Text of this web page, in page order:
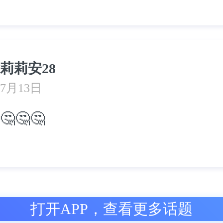
莉莉安28
7月13日
🤔🤔🤔
打开APP，查看更多话题